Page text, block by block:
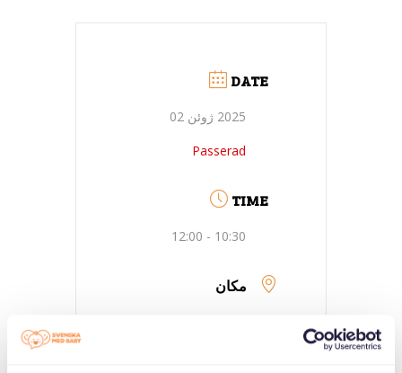
DATE
2025 ژوئن 02
Passerad
TIME
10:30 - 12:00
مکان